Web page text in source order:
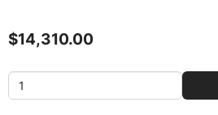
$14,310.00